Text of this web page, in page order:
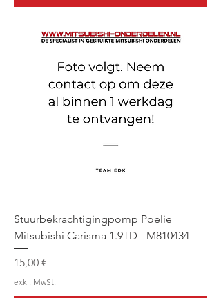
Stuurbekrachtigingpomp Poelie
Mitsubishi Carisma 1.9TD - M810434
Preis
15,00 €
exkl. MwSt.